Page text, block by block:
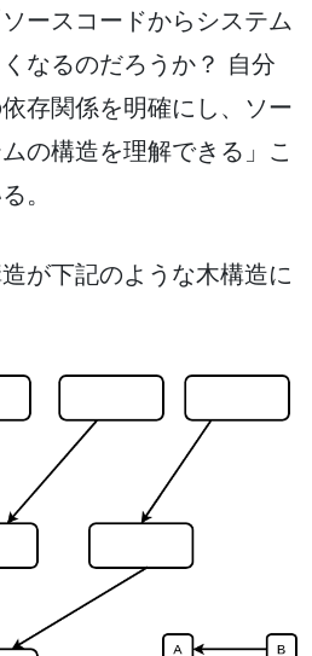
ースコードからシステム
なるのだろうか？ 自分
存関係を明確にし、ソー
の構造を理解できる」こ
。
が下記のような木構造に